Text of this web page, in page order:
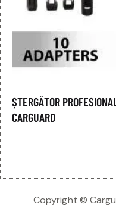
ȘTERGĂTOR
CARGUARD
Copyright ©